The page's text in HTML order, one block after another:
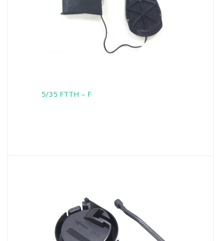
5/35 FTTH – F